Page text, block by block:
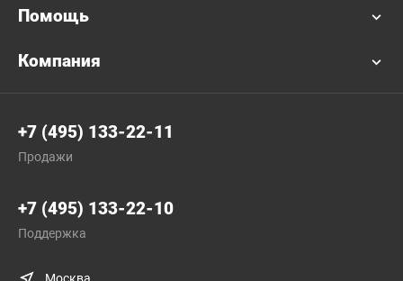
Помощь
Компания
+7 (495) 133-22-11
Продажи
+7 (495) 133-22-10
Поддержка